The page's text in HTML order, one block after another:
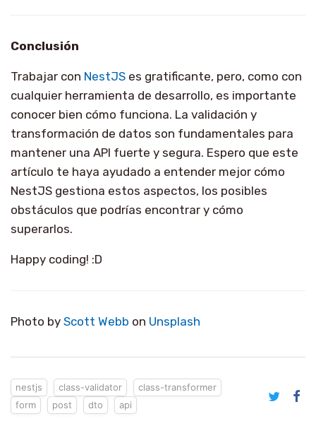
Conclusión
Trabajar con NestJS es gratificante, pero, como con
cualquier herramienta de desarrollo, es importante
conocer bien cómo funciona. La validación y
transformación de datos son fundamentales para
mantener una API fuerte y segura. Espero que este
artículo te haya ayudado a entender mejor cómo
NestJS gestiona estos aspectos, los posibles
obstáculos que podrías encontrar y cómo
superarlos.
Happy coding! :D
Photo by Scott Webb on Unsplash
nestjs class-validator
class-transformer
form
post dto api